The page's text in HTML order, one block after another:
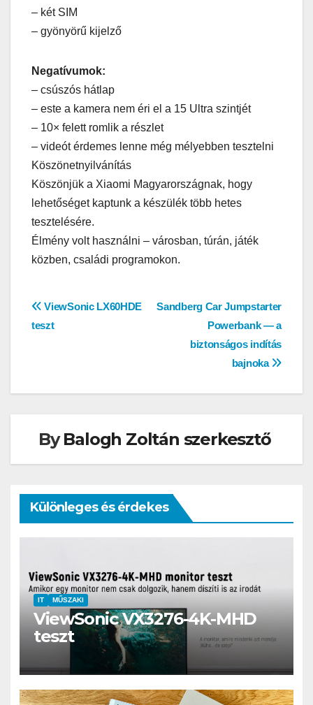
– két SIM
– gyönyörű kijelző
Negatívumok:
– csúszós hátlap
– este a kamera nem éri el a 15 Ultra szintjét
– 10× felett romlik a részlet
– videót érdemes lenne még mélyebben tesztelni
Köszönetnyilvánítás
Köszönjük a Xiaomi Magyarországnak, hogy
lehetőséget kaptunk a készülék több hetes
tesztelésére.
Élmény volt használni – városban, túrán, játék
közben, családi programokon.
Bejegyzés
Sandberg Car Jumpstarter
Powerbank — a
biztonságos indítás
bajnoka
ViewSonic LX60HDE
teszt
ByBalogh Zoltán szerkesztő
Különleges és érdekes
IT MŰSZAKI
ViewSonic VX3276-4K-MHD
teszt